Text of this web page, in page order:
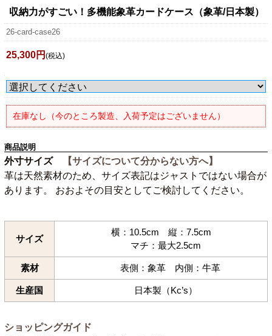
収納力がすごい！多機能象革カードケース（象革/日本製）
26-card-case26
25,300円 (税込)
在庫なし（今のところ製造、入荷予定はございません）
商品説明
外寸サイズ
【サイズについて分からない方へ】
革は天然素材のため、サイズ表記はジャストではない場合が
あります。 おおよその目安としてご検討してください。
サイズ
横：10.5cm 縦：7.5cm
マチ：最大2.5cm
素材 表側：象革 内側：牛革
生産国 日本製（Kc’s）
ショッピングガイド